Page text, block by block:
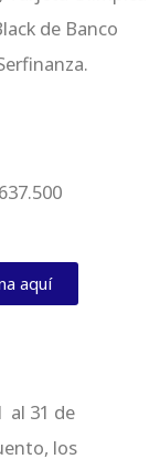
de Banco
aquí
al 31 de
los